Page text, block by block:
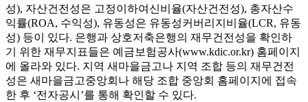
성), 자산건전성은 고정이하여신비율(자산건전성), 총자산수
익률(ROA, 수익성), 유동성은 유동성커버리지비율(LCR, 유동
성) 등이 있다. 은행과 상호저축은행의 재무건전성을 확인하
기 위한 재무지표들은 예금보험공사(www.kdic.or.kr) 홈페이지
에 올라와 있다. 지역 새마을금고나 지역 조합 등의 재무건전
성은 새마을금고중앙회나 해당 조합 중앙회 홈페이지에 접속
한 후 ‘전자공시’를 통해 확인할 수 있다.